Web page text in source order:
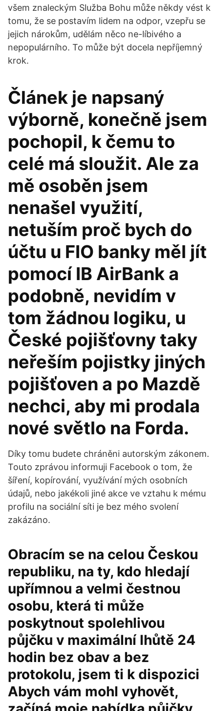
všem znaleckým Služba Bohu může někdy vést k
tomu, že se postavím lidem na odpor, vzepřu se
jejich nárokům, udělám něco ne-líbivého a
nepopulárního. To může být docela nepříjemný
krok.
Článek je napsaný
výborně, konečně jsem
pochopil, k čemu to
celé má sloužit. Ale za
mě osoběn jsem
nenašel využití,
netuším proč bych do
účtu u FIO banky měl jít
pomocí IB AirBank a
podobně, nevidím v
tom žádnou logiku, u
České pojišťovny taky
neřeším pojistky jiných
pojišťoven a po Mazdě
nechci, aby mi prodala
nové světlo na Forda.
Díky tomu budete chráněni autorským zákonem.
Touto zprávou informuji Facebook o tom, že
šíření, kopírování, využívání mých osobních
údajů, nebo jakékoli jiné akce ve vztahu k mému
profilu na sociální síti je bez mého svolení
zakázáno.
Obracím se na celou Českou
republiku, na ty, kdo hledají
upřímnou a velmi čestnou
osobu, která ti může
poskytnout spolehlivou
půjčku v maximální lhůtě 24
hodin bez obav a bez
protokolu, jsem ti k dispozici
Abych vám mohl vyhovět,